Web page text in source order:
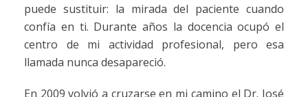
puede sustituir: la mirada del paciente cuando
confía en ti. Durante años la docencia ocupó el
centro de mi actividad profesional, pero esa
llamada nunca desapareció.
En 2009 volvió a cruzarse en mi camino el Dr. José